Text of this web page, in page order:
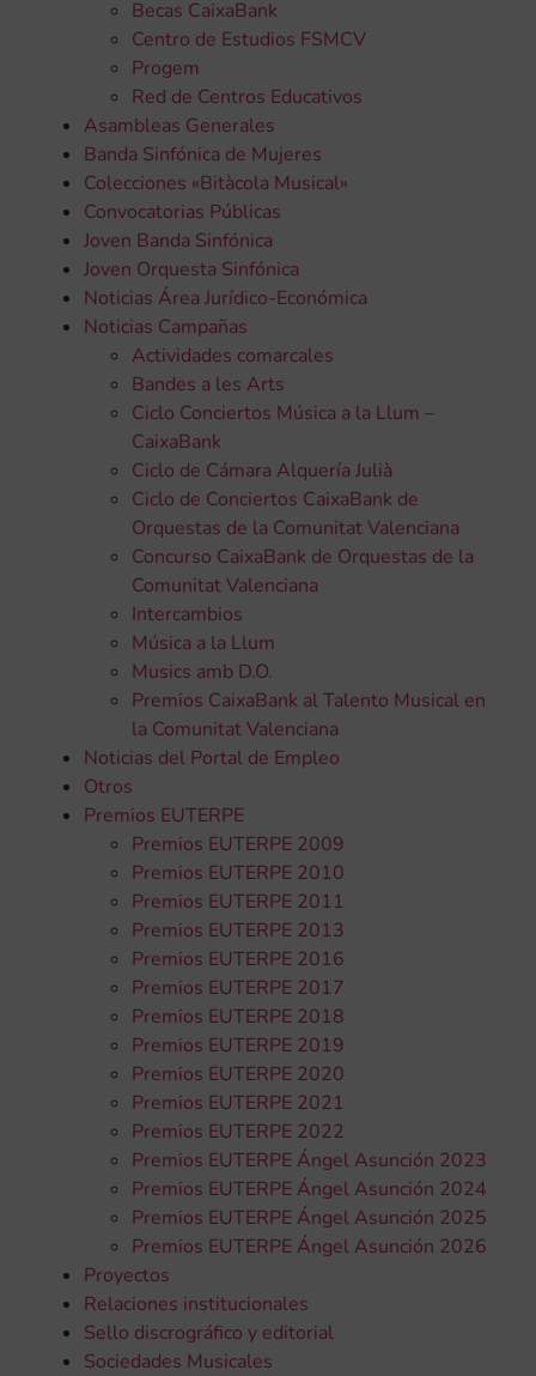
Becas CaixaBank
Centro de Estudios FSMCV
Progem
Red de Centros Educativos
Asambleas Generales
Banda Sinfónica de Mujeres
Colecciones «Bitàcola Musical»
Convocatorias Públicas
Joven Banda Sinfónica
Joven Orquesta Sinfónica
Noticias Área Jurídico-Económica
Noticias Campañas
Actividades comarcales
Bandes a les Arts
Ciclo Conciertos Música a la Llum –
CaixaBank
Ciclo de Cámara Alquería Julià
Ciclo de Conciertos CaixaBank de
Orquestas de la Comunitat Valenciana
Concurso CaixaBank de Orquestas de la
Comunitat Valenciana
Intercambios
Música a la Llum
Musics amb D.O.
Premios CaixaBank al Talento Musical en
la Comunitat Valenciana
Noticias del Portal de Empleo
Otros
Premios EUTERPE
Premios EUTERPE 2009
Premios EUTERPE 2010
Premios EUTERPE 2011
Premios EUTERPE 2013
Premios EUTERPE 2016
Premios EUTERPE 2017
Premios EUTERPE 2018
Premios EUTERPE 2019
Premios EUTERPE 2020
Premios EUTERPE 2021
Premios EUTERPE 2022
Premios EUTERPE Ángel Asunción 2023
Premios EUTERPE Ángel Asunción 2024
Premios EUTERPE Ángel Asunción 2025
Premios EUTERPE Ángel Asunción 2026
Proyectos
Relaciones institucionales
Sello discrográfico y editorial
Sociedades Musicales